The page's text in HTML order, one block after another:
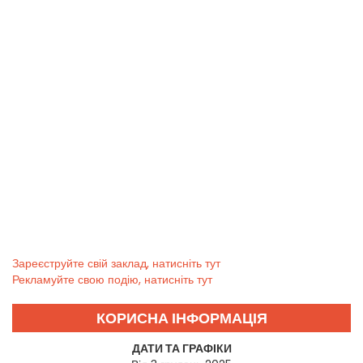
Зареєструйте свій заклад, натисніть тут
Рекламуйте свою подію, натисніть тут
КОРИСНА ІНФОРМАЦІЯ
ДАТИ ТА ГРАФІКИ